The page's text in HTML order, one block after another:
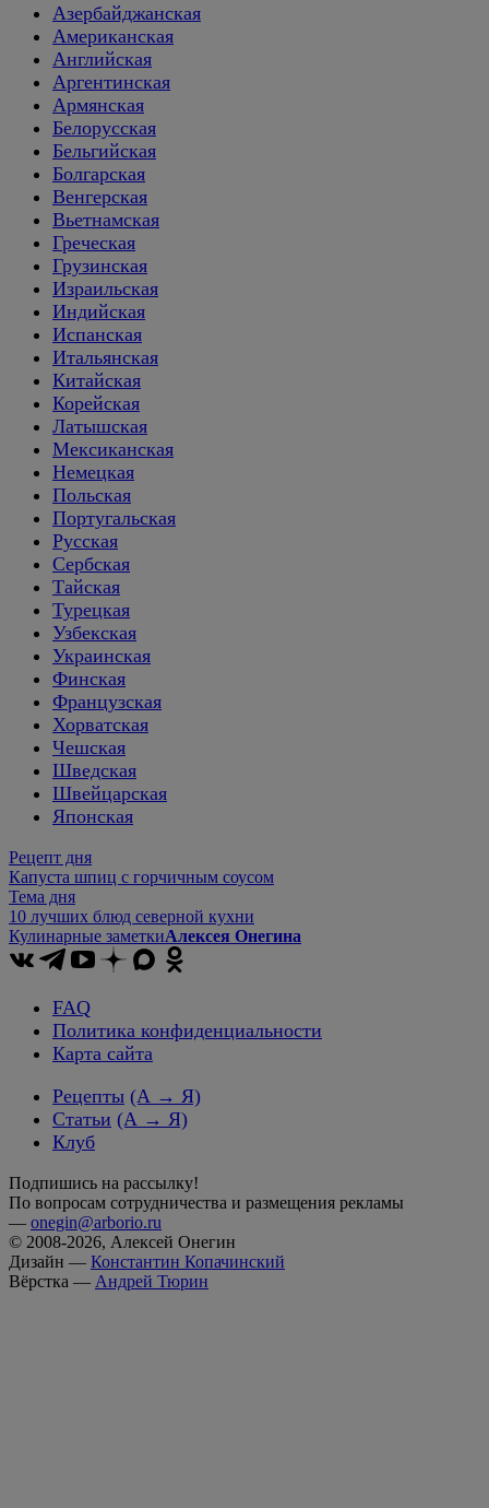
Азербайджанская
Американская
Английская
Аргентинская
Армянская
Белорусская
Бельгийская
Болгарская
Венгерская
Вьетнамская
Греческая
Грузинская
Израильская
Индийская
Испанская
Итальянская
Китайская
Корейская
Латышская
Мексиканская
Немецкая
Польская
Португальская
Русская
Сербская
Тайская
Турецкая
Узбекская
Украинская
Финская
Французская
Хорватская
Чешская
Шведская
Швейцарская
Японская
Рецепт дня
Капуста шпиц с горчичным соусом
Тема дня
10 лучших блюд северной кухни
Кулинарные заметкиАлексея Онегина
FAQ
Политика конфиденциальности
Карта сайта
Рецепты (А → Я)
Статьи (А → Я)
Клуб
Подпишись на рассылку!
По вопросам сотрудничества и размещения рекламы
— onegin@arborio.ru
© 2008-2026, Алексей Онегин
Дизайн — Константин Копачинский
Вёрстка — Андрей Тюрин